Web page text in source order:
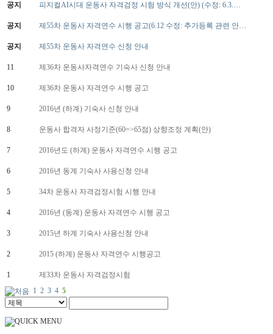
공지 피지컬AI시대 운동사 자격검정 시험 방식 개선(안) (수정: 6.3.…
공지 제55차 운동사 자격연수 시행 공고(6.12 수정: 추가등록 관련 안…
공지 제55차 운동사 자격연수 신청 안내
11 제36차 운동사자격연수 기숙사 신청 안내
10 제36차 운동사 자격연수 시행 공고
9 2016년 (하계) 기숙사 신청 안내
8 운동사 합격자 사정기준(60=>65점) 상향조정 계획(안)
7 2016년도 (하계) 운동사 자격연수 시행 공고
6 2016년 동계 기숙사 사용신청 안내
5 34차 운동사 자격검정시험 시행 안내
4 2016년 (동계) 운동사 자격연수 시행 공고
3 2015년 하계 기숙사 사용신청 안내
2 2015 (하계) 운동사 자격연수 시행공고
1
제33차 운동사 자격검정시험
1 2 3 4 5